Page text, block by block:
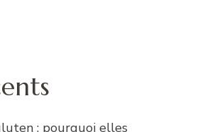
: pourquoi elles